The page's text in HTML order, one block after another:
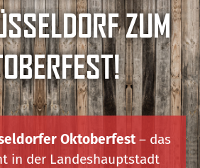
ZUM
Oktoberfest– das
in der Landeshauptstadt